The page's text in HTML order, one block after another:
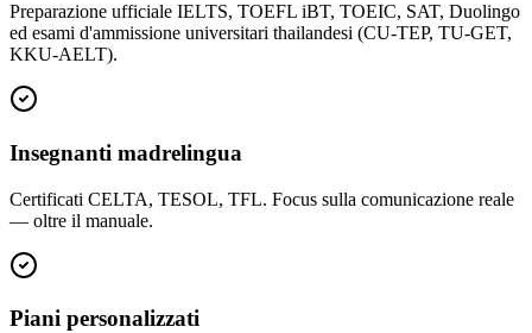
Preparazione ufficiale IELTS, TOEFL iBT, TOEIC, SAT, Duolingo
ed esami d'ammissione universitari thailandesi (CU-TEP, TU-GET,
KKU-AELT).
Insegnanti madrelingua
Certificati CELTA, TESOL, TFL. Focus sulla comunicazione reale
— oltre il manuale.
Piani personalizzati